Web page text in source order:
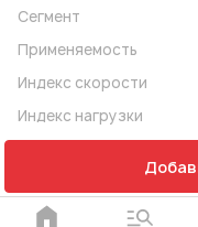
Сегмент
Применяемость
Индекс скорости
Индекс нагрузки